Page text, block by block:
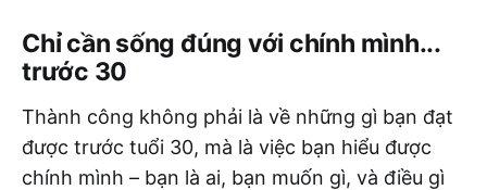
Chỉ cần sống đúng với chính mình...
trước 30
Thành công không phải là về những gì bạn đạt
được trước tuổi 30, mà là việc bạn hiểu được
chính mình – bạn là ai, bạn muốn gì, và điều gì